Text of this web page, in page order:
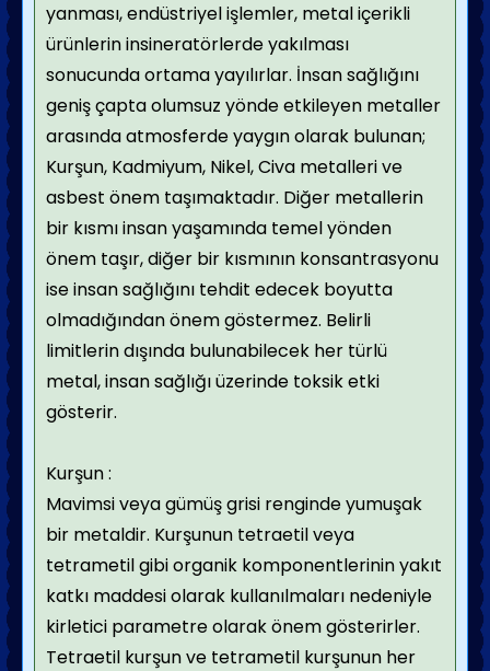
yanması, endüstriyel işlemler, metal içerikli
ürünlerin insineratörlerde yakılması
sonucunda ortama yayılırlar. İnsan sağlığını
geniş çapta olumsuz yönde etkileyen metaller
arasında atmosferde yaygın olarak bulunan;
Kurşun, Kadmiyum, Nikel, Civa metalleri ve
asbest önem taşımaktadır. Diğer metallerin
bir kısmı insan yaşamında temel yönden
önem taşır, diğer bir kısmının konsantrasyonu
ise insan sağlığını tehdit edecek boyutta
olmadığından önem göstermez. Belirli
limitlerin dışında bulunabilecek her türlü
metal, insan sağlığı üzerinde toksik etki
gösterir.
Kurşun :
Mavimsi veya gümüş grisi renginde yumuşak
bir metaldir. Kurşunun tetraetil veya
tetrametil gibi organik komponentlerinin yakıt
katkı maddesi olarak kullanılmaları nedeniyle
kirletici parametre olarak önem gösterirler.
Tetraetil kurşun ve tetrametil kurşunun her